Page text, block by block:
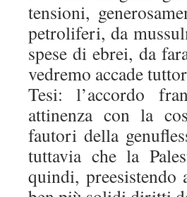
tensioni,
petroliferi, da
spese di ebrei, da
vedremo accade
Tesi: l’accordo
attinenza con la
fautori della
tuttavia che la
quindi,